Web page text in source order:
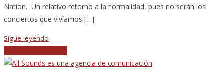
Nation. Un relativo retorno a la normalidad, pues no serán los
conciertos que vivíamos […]
Sigue leyendo
Navegación
de